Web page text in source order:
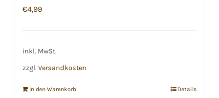
€4,99
inkl. MwSt.
zzgl. Versandkosten
In den Warenkorb Details